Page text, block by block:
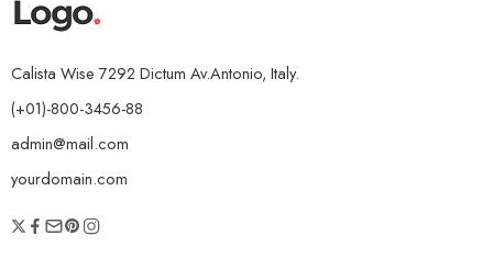
Calista Wise 7292 Dictum Av.Antonio, Italy.
(+01)-800-3456-88
admin@mail.com
yourdomain.com